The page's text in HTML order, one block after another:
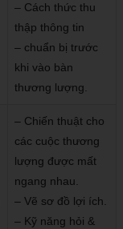
– Cách thức thu
thập thông tin
– chuẩn bị trước
khi vào bàn
thương lượng.
– Chiến thuật cho
các cuộc thương
lượng được mất
ngang nhau.
– Vẽ sơ đồ lợi ích.
– Kỹ năng hỏi &